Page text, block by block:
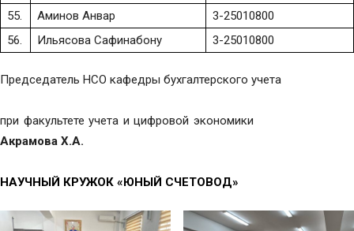
55.
Аминов Анвар
3-25010800
56.
Ильясова Сафинабону 3-25010800
Председатель НСО кафедры бухгалтерского учета
при факультете учета и цифровой экономики
Акрамова Х.А.
НАУЧНЫЙ КРУЖОК «ЮНЫЙ СЧЕТОВОД»